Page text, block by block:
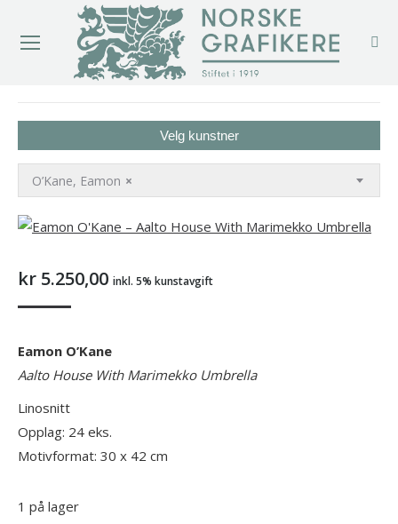
Velg kunstner
×
O’Kane, Eamon
kr 5.250,00 inkl. 5% kunstavgift
Eamon O’Kane
Aalto House With Marimekko Umbrella
Linosnitt
Opplag: 24 eks.
Motivformat: 30 x 42 cm
1 på lager